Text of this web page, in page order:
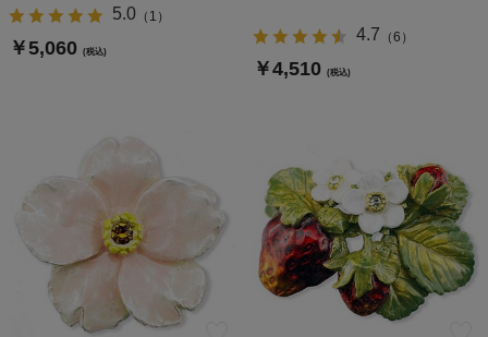
5.0（ 1 ）
￥5,060 (税込)
4.7 （6 ）
￥4,510 (税込)